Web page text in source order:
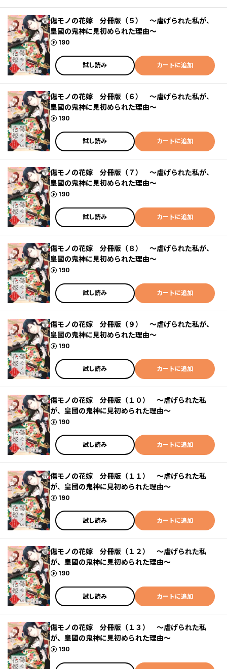
傷モノの花嫁 分冊版（５） ～虐げられた私が、
皇國の鬼神に見初められた理由～
190
ポイント
試し読み カートに追加
傷モノの花嫁 分冊版（６） ～虐げられた私が、
皇國の鬼神に見初められた理由～
190
ポイント
試し読み カートに追加
傷モノの花嫁 分冊版（７） ～虐げられた私が、
皇國の鬼神に見初められた理由～
190
ポイント
試し読み カートに追加
傷モノの花嫁 分冊版（８） ～虐げられた私が、
皇國の鬼神に見初められた理由～
190
ポイント
試し読み カートに追加
傷モノの花嫁 分冊版（９） ～虐げられた私が、
皇國の鬼神に見初められた理由～
190
ポイント
試し読み カートに追加
傷モノの花嫁 分冊版（１０） ～虐げられた私
が、皇國の鬼神に見初められた理由～
190
ポイント
試し読み カートに追加
傷モノの花嫁 分冊版（１１） ～虐げられた私
が、皇國の鬼神に見初められた理由～
190
ポイント
試し読み カートに追加
傷モノの花嫁 分冊版（１２） ～虐げられた私
が、皇國の鬼神に見初められた理由～
190
ポイント
試し読み カートに追加
傷モノの花嫁 分冊版（１３） ～虐げられた私
が、皇國の鬼神に見初められた理由～
190
ポイント